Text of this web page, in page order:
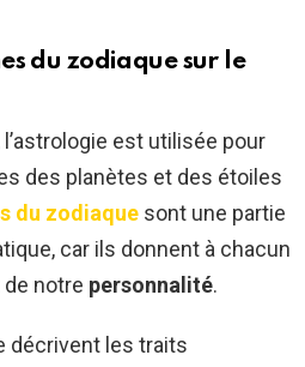
du zodiaque sur le
est utilisée pour
des planètes et des étoiles
du zodiaque sont une partie
car ils donnent à chacun
de notre personnalité.
décrivent les traits